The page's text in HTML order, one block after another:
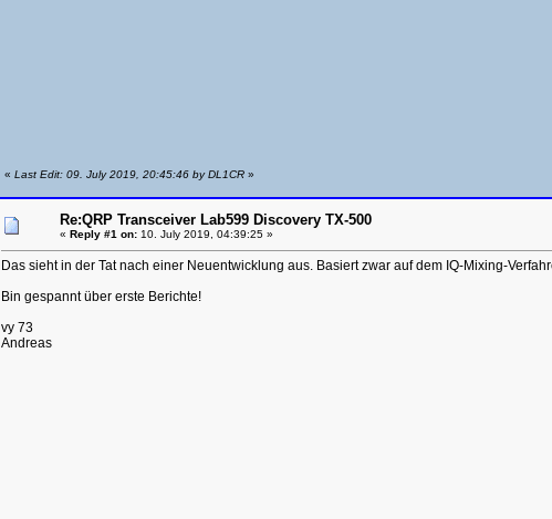
« Last Edit: 09. July 2019, 20:45:46 by DL1CR»
Re:QRP Transceiver Lab599 Discovery TX-500
« Reply #1 on:10. July 2019, 04:39:25 »
Das sieht in der Tat nach einer Neuentwicklung aus. Basiert zwar auf dem IQ-Mixing-
Bin gespannt über erste Berichte!
vy 73
Andreas